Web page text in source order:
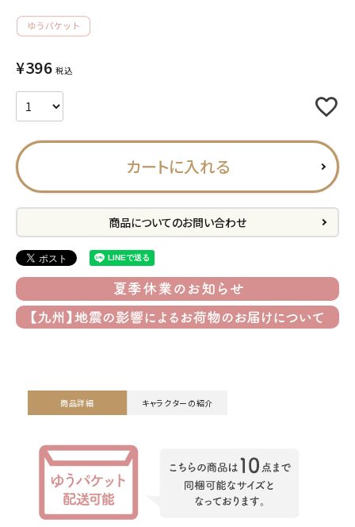
INFORMATION
お知らせ
ご利用ガイド
よくあるご質問
プライバシーポリシー
特定商取引法について
お問い合わせ
ACCOUNT MENU
ようこそ ゲスト 様
meeting_room ログイン person 会員登録
デコ部 公式 公式
¥396 税込
カートに入れる
商品についてのお問い合わせ
商品詳細 キャラクターの紹介